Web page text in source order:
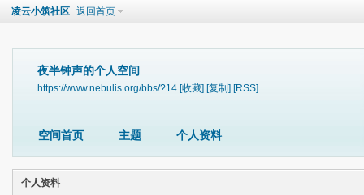
凌云小筑社区 返回首页
夜半钟声的个人空间
https://www.nebulis.org/bbs/?14 [收藏] [复制] [RSS]
空间首页 主题 个人资料
个人资料